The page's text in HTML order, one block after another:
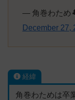
— 角巻わため
December 27,
経緯
角巻わためは卒